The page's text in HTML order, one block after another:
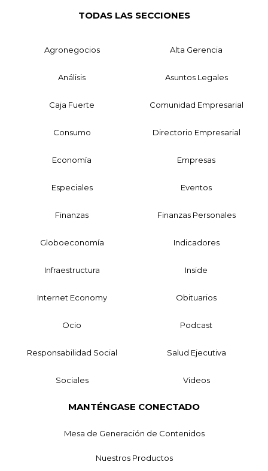
TODAS LAS SECCIONES
Agronegocios Alta Gerencia
Análisis Asuntos Legales
Caja Fuerte Comunidad Empresarial
Consumo Directorio Empresarial
Economía Empresas
Especiales Eventos
Finanzas Finanzas Personales
Globoeconomía Indicadores
Infraestructura Inside
Internet Economy Obituarios
Ocio Podcast
Responsabilidad Social Salud Ejecutiva
Sociales Videos
MANTÉNGASE CONECTADO
Mesa de Generación de Contenidos
Nuestros Productos